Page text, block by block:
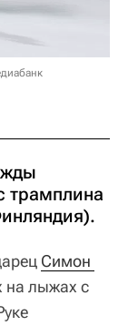
трамплина
Симон
на лыжах с